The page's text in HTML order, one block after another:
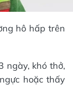
hô hấp trên
ngày, khó thở,
hoặc thấy